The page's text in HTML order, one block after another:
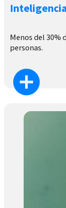
Menos del 30%
personas.